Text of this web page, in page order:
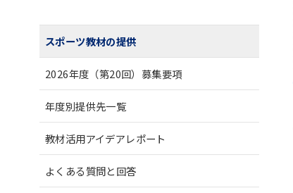
スポーツ教材の提供
2026年度（第20回）募集要項
年度別提供先一覧
教材活用アイデアレポート
よくある質問と回答